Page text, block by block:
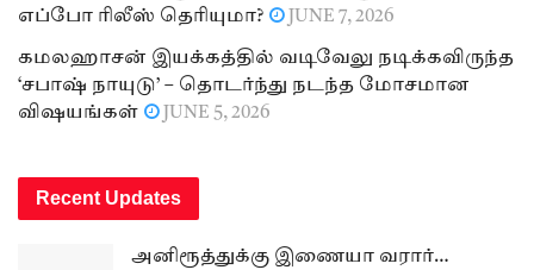
எப்போ ரிலீஸ் தெரியுமா?
JUNE 7, 2026
கமலஹாசன் இயக்கத்தில் வடிவேலு நடிக்கவிருந்த
‘சபாஷ் நாயுடு’ – தொடர்ந்து நடந்த மோசமான
விஷயங்கள்
JUNE 5, 2026
Recent Updates
அனிரூத்துக்கு இணையா வரார்…